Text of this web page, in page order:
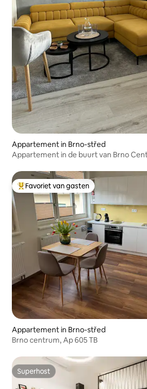
Appartement in Brno-střed
Appartement in de buurt van Brno
Topfavoriet van gasten
Favoriet van gasten
Appartement in Brno-střed
Brno centrum, Ap 605 TB
Superhost
Superhost